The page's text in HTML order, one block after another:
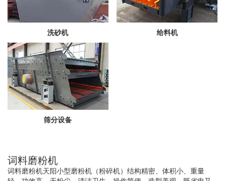
洗砂机 给料机
筛分设备
词料磨粉机
词料磨粉机天阳小型磨粉机（粉碎机）结构精密、体积小、重量